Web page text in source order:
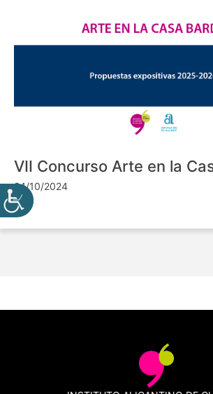
VII Concurso Arte en la
24/10/2024